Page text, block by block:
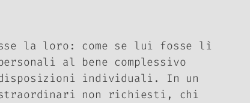
la loro: come se lui fosse lì
al bene complessivo
individuali. In un
non richiesti, chi